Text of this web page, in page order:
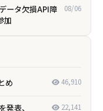
タ欠損――API障
加
08/06
め 46,910
表、
22,141